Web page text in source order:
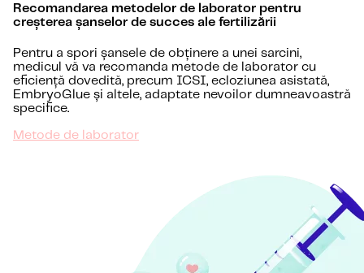
Recomandarea metodelor de laborator pentru
creșterea șanselor de succes ale fertilizării
Pentru a spori șansele de obținere a unei sarcini,
medicul vă va recomanda metode de laborator cu
eficiență dovedită, precum ICSI, ecloziunea asistată,
EmbryoGlue și altele, adaptate nevoilor dumneavoastră
specifice.
Metode de laborator